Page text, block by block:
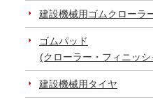
建設機械用ゴムクローラ
ゴムパッド
(クローラー・フィニッシ
建設機械用タイヤ